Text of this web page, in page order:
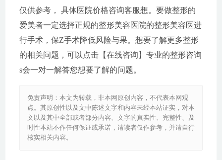
仅供参考， 具体医院价格咨询客服想。要做整形的
爱美者一定选择正规的整形美容医院的整形美容医进
行手术，保Z手术降低风险与果。想要了解更多整形
的相关问题，可以点击【在线咨询】专业的整形咨询
s会一对一解答您想要了解的问题。
免责声明：本文为转载，非本网原创内容，不代表本网观
点。其原创性以及文中陈述文字和内容未经本站证实，对本
文以及其中全部或者部分内容、文字的真实性、完整性、及
时性本站不作任何保证或承诺，请读者仅作参考，并请自行
核实相关内容。